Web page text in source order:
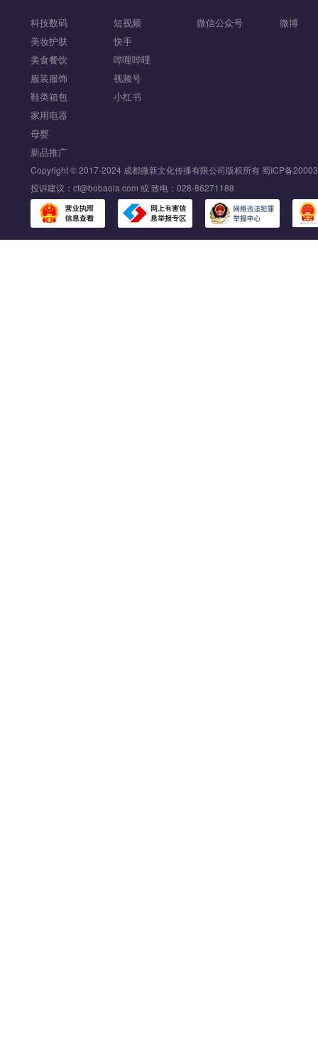
科技数码
美妆护肤
美食餐饮
服装服饰
鞋类箱包
家用电器
母婴
新品推广
短视频
快手
哔哩哔哩
视频号
小红书
微信公众号 微博
Copyright © 2017-2024 成都微新文化传播有限公司版权所有蜀ICP备
投诉建议：ct@bobaola.com 或 致电：028-86271188